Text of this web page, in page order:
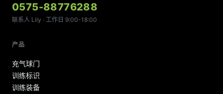
0575-88776288
联系人 Lily · 工作日 9:00-18:00
产品
充气球门
训练标识
训练装备